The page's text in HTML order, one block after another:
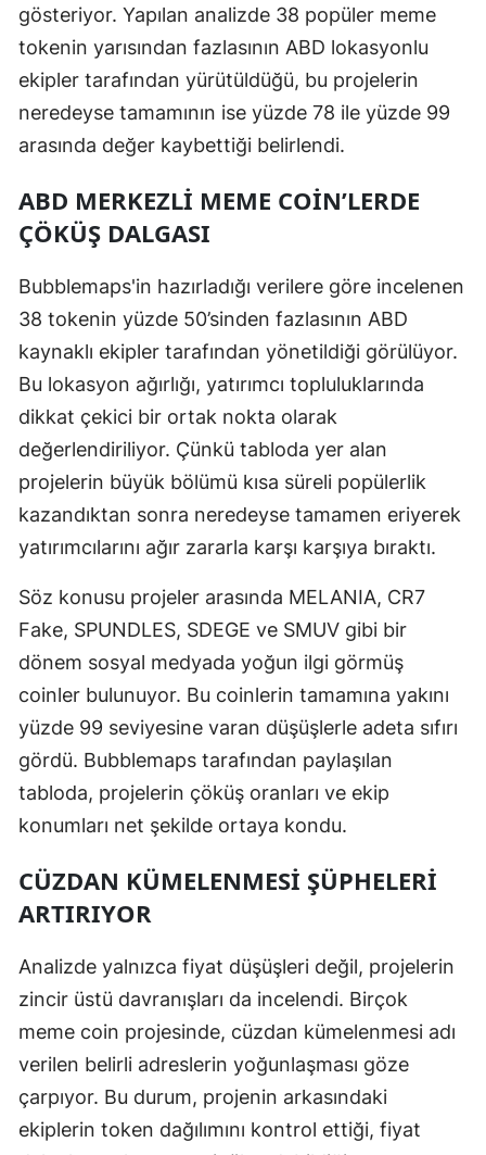
Gümüşhane
Hakkari
Hatay
Mersin
İzmir
Kars
Kastamonu
Kırklareli
Kırşehir
Kütahya
Malatya
Kahramanmaraş
Mardin
Muğla
Nevşehir
Niğde
Ordu
Rize
Sakarya
gösteriyor. Yapılan analizde 38 popüler meme
tokenin yarısından fazlasının ABD lokasyonlu
ekipler tarafından yürütüldüğü, bu projelerin
neredeyse tamamının ise yüzde 78 ile yüzde 99
arasında değer kaybettiği belirlendi.
ABD MERKEZLI MEME COIN’LERDE
ÇÖKÜŞ DALGASI
Bubblemaps'in hazırladığı verilere göre incelenen
38 tokenin yüzde 50’sinden fazlasının ABD
kaynaklı ekipler tarafından yönetildiği görülüyor.
Bu lokasyon ağırlığı, yatırımcı topluluklarında
dikkat çekici bir ortak nokta olarak
değerlendiriliyor. Çünkü tabloda yer alan
projelerin büyük bölümü kısa süreli popülerlik
kazandıktan sonra neredeyse tamamen eriyerek
yatırımcılarını ağır zararla karşı karşıya bıraktı.
Söz konusu projeler arasında MELANIA, CR7
Fake, SPUNDLES, SDEGE ve SMUV gibi bir
dönem sosyal medyada yoğun ilgi görmüş
coinler bulunuyor. Bu coinlerin tamamına yakını
yüzde 99 seviyesine varan düşüşlerle adeta sıfırı
gördü. Bubblemaps tarafından paylaşılan
tabloda, projelerin çöküş oranları ve ekip
konumları net şekilde ortaya kondu.
CÜZDAN KÜMELENMESI ŞÜPHELERI
ARTIRIYOR
Analizde yalnızca fiyat düşüşleri değil, projelerin
zincir üstü davranışları da incelendi. Birçok
meme coin projesinde, cüzdan kümelenmesi adı
verilen belirli adreslerin yoğunlaşması göze
çarpıyor. Bu durum, projenin arkasındaki
ekiplerin token dağılımını kontrol ettiği, fiyat